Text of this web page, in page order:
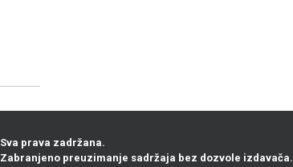
Sva prava zadržana.
Zabranjeno preuzimanje sadržaja bez dozvole izdavača.